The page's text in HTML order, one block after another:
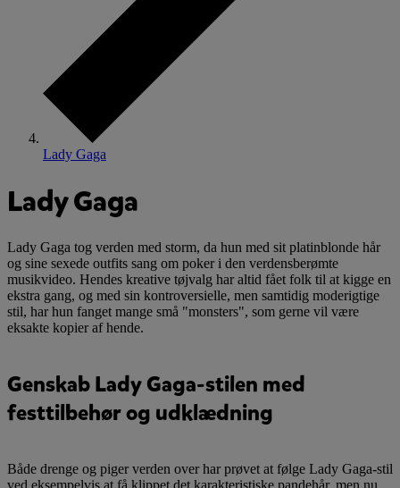
Lady Gaga
Lady Gaga
Lady Gaga tog verden med storm, da hun med sit platinblonde hår
og sine sexede outfits sang om poker i den verdensberømte
musikvideo. Hendes kreative tøjvalg har altid fået folk til at kigge en
ekstra gang, og med sin kontroversielle, men samtidig moderigtige
stil, har hun fanget mange små "monsters", som gerne vil være
eksakte kopier af hende.
Genskab Lady Gaga-stilen med
festtilbehør og udklædning
Både drenge og piger verden over har prøvet at følge Lady Gaga-stil
ved eksempelvis at få klippet det karakteristiske pandehår, men nu